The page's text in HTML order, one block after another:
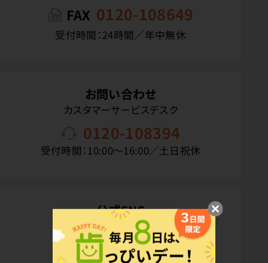
FAX 0120-108649
受付時間：24時間／年中無休
お問い合わせ
カスタマーサービスデスク
0120-108394
受付時間：10:00〜16:00／土日祝休
公式SNS